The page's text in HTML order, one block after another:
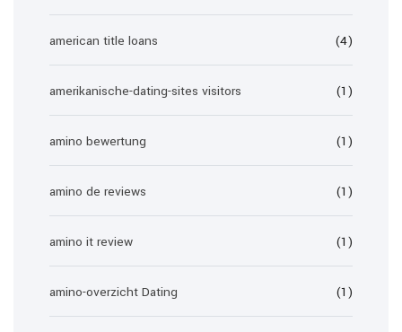
american title loans (4)
amerikanische-dating-sites visitors (1)
amino bewertung (1)
amino de reviews (1)
amino it review (1)
amino-overzicht Dating (1)